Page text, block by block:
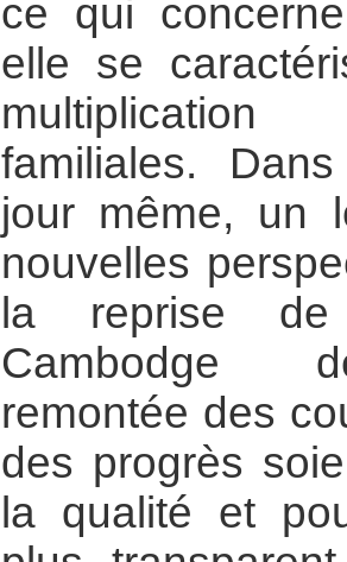
ce qui
elle se
familiales.
jour même, un
nouvelles
la reprise
Cambodge
remontée des
des progrès
la qualité et